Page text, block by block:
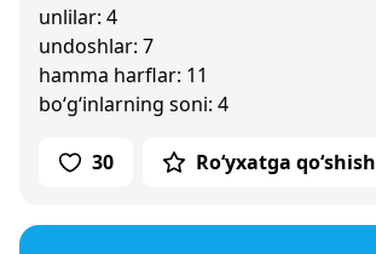
unlilar: 4
undoshlar: 7
hamma harflar: 11
bo‘g‘inlarning soni: 4
30 Ro‘yxatga qo‘shish